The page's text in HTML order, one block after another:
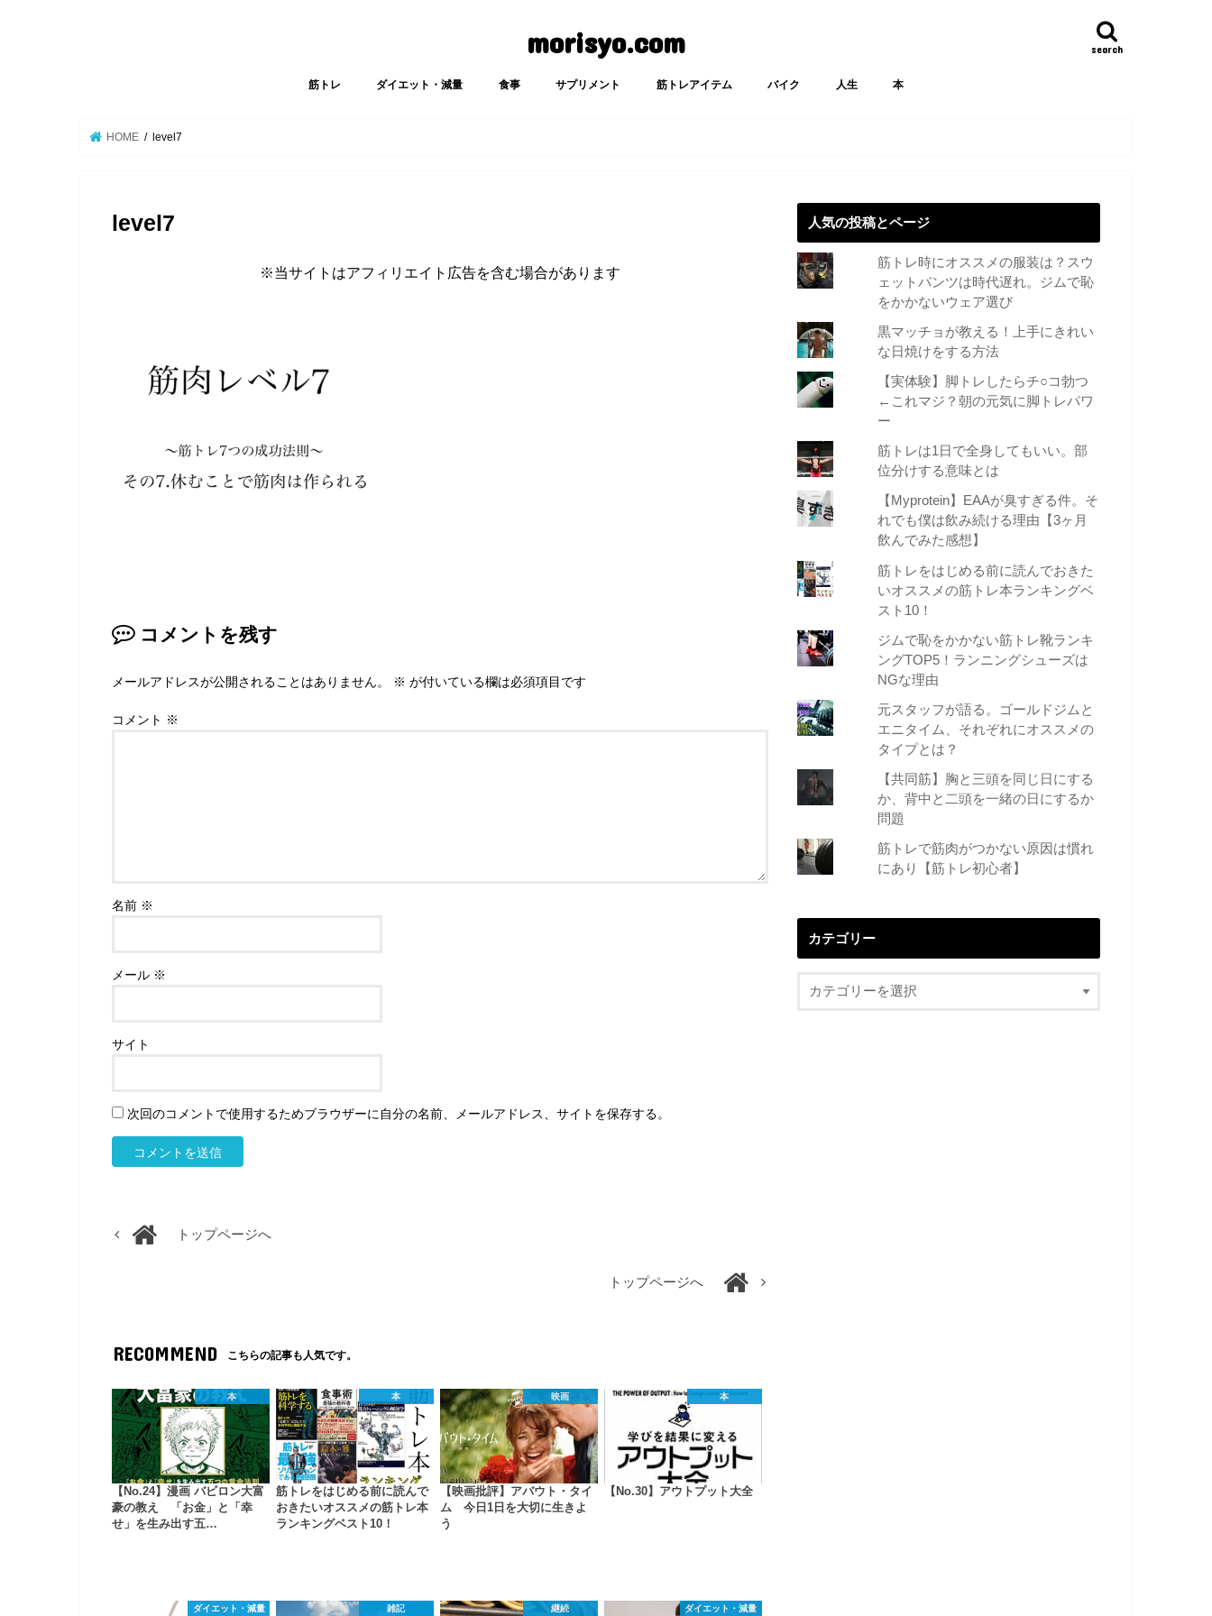
morisyo.com search
筋トレ ダイエット・減量 食事 サプリメント 筋トレアイテム バイク 人生 本
HOME level7
level7
※当サイトはアフィリエイト広告を含む場合があります
コメントを残す
メールアドレスが公開されることはありません。 ※ が付いている欄は必須項目です
コメント ※
名前 ※
メール ※
サイト
次回のコメントで使用するためブラウザーに自分の名前、メールアドレス、サイトを保存する。
トップページへ
トップページへ
RECOMMEND こちらの記事も人気です。
本
【No.24】漫画 バビロン大富
豪の教え 「お金」と「幸
せ」を生み出す五…
本
筋トレをはじめる前に読んで
おきたいオススメの筋トレ本
ランキングベスト10！
映画
【映画批評】アバウト・タイ
ム 今日1日を大切に生きよ
う
本
【No.30】アウトプット大全
ダイエット・減量 雑記 継続 ダイエット・減量
人気の投稿とページ
筋トレ時にオススメの服装は？スウ
ェットパンツは時代遅れ。ジムで恥
をかかないウェア選び
黒マッチョが教える！上手にきれい
な日焼けをする方法
【実体験】脚トレしたらチ○コ勃つ
←これマジ？朝の元気に脚トレパワ
ー
筋トレは1日で全身してもいい。部
位分けする意味とは
【Myprotein】EAAが臭すぎる件。そ
れでも僕は飲み続ける理由【3ヶ月
飲んでみた感想】
筋トレをはじめる前に読んでおきた
いオススメの筋トレ本ランキングベ
スト10！
ジムで恥をかかない筋トレ靴ランキ
ングTOP5！ランニングシューズは
NGな理由
元スタッフが語る。ゴールドジムと
エニタイム、それぞれにオススメの
タイプとは？
【共同筋】胸と三頭を同じ日にする
か、背中と二頭を一緒の日にするか
問題
筋トレで筋肉がつかない原因は慣れ
にあり【筋トレ初心者】
カテゴリー